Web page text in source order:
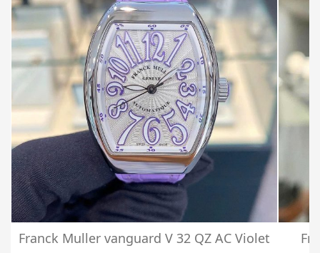
Franck Muller vanguard V 32 QZ AC Violet